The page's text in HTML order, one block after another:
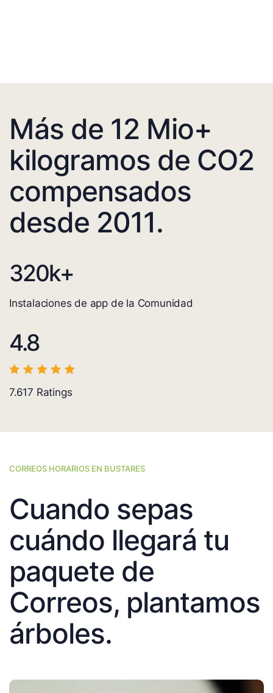
Más de 12 Mio+
kilogramos de CO2
compensados
desde 2011.
320k+
Instalaciones de app de la Comunidad
4.8
7.617 Ratings
CORREOS HORARIOS EN BUSTARES
Cuando sepas
cuándo llegará tu
paquete de
Correos, plantamos
árboles.